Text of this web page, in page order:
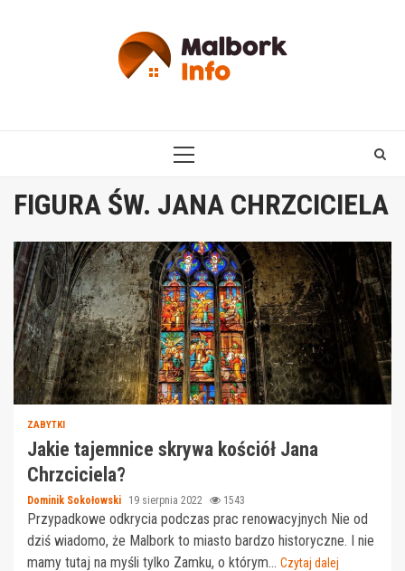
PRIMARY
FIGURA ŚW. JANA CHRZCICIELA
ZABYTKI
Jakie tajemnice skrywa kościół Jana
Chrzciciela?
Dominik Sokołowski 19 sierpnia 2022 1543
Przypadkowe odkrycia podczas prac renowacyjnych Nie od
dziś wiadomo, że Malbork to miasto bardzo historyczne. I nie
mamy tutaj na myśli tylko Zamku, o którym... Czytaj dalej